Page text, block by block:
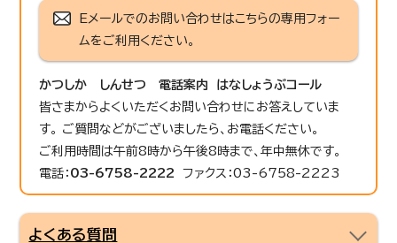
Eメールでのお問い合わせはこちらの専用フォー
ムをご利用ください。
かつしか しんせつ 電話案内 はなしょうぶコール
皆さまからよくいただくお問い合わせにお答えしていま
す。 ご質問などがございましたら、お電話ください。
ご利用時間は午前8時から午後8時まで、年中無休です。
電話： 03-6758-2222 ファクス：03-6758-2223
よくある質問